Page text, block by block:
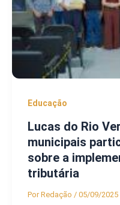
Educação
Lucas do Rio
municipais
sobre a
tributária
PorRedação / 05/09/2025